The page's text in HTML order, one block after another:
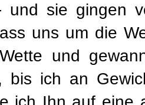
und sie gingen
uns um die
und
bis ich an